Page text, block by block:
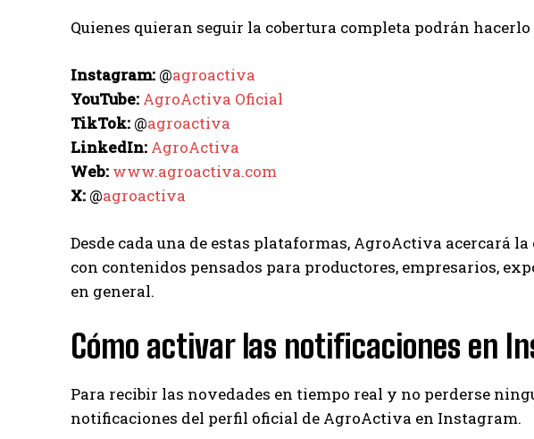
Quienes quieran seguir la cobertura completa podrán hacerlo
Instagram: @agroactiva
YouTube: AgroActiva Oficial
TikTok: @agroactiva
LinkedIn: AgroActiva
Web: www.agroactiva.com
X: @agroactiva
Desde cada una de estas plataformas, AgroActiva acercará
con contenidos pensados para productores, empresarios,
en general.
Cómo activar las notificaciones en
Para recibir las novedades en tiempo real y no perderse
notificaciones del perfil oficial de AgroActiva en Instagram.